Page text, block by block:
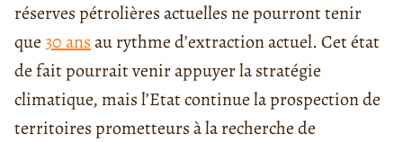
réserves pétrolières actuelles ne pourront tenir
que30 ansau rythme d’extraction actuel. Cet état
de fait pourrait venir appuyer la stratégie
climatique, mais l’Etat continue la prospection de
territoires prometteurs à la recherche de